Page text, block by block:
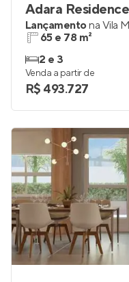
Adara Residence
Lançamentona Vila
65 e 78 m²
2 e 3
Venda a partir de
R$ 493.727